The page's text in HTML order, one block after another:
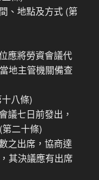
、地點及方式 (第
應將勞資會議代
地主管機關備查
八條)
議七日前發出，
二十條)
之出席，協商達
其決議應有出席